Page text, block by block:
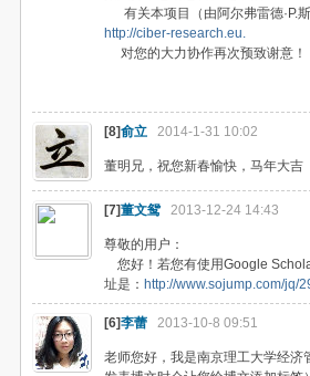
有关本项目（由阿尔弗雷德·P.
http://ciber-research.eu.
对您的大力协作再次预致谢意！
武汉大学信
2014
[8]俞立 2014-1-31 10:02
董明兄，祝您新春愉快，马年大吉
[7]董文鸳 2013-12-24 14:43
尊敬的用户：
您好！若您有使用Google
址是： http://www.sojump.com/jq/
[6]李蕾 2013-10-8 09:51
老师您好，我是南京理工大学经